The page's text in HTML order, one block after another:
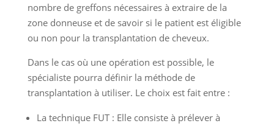
nombre de greffons nécessaires à extraire de la
zone donneuse et de savoir si le patient est éligible
ou non pour la transplantation de cheveux.
Dans le cas où une opération est possible, le
spécialiste pourra définir la méthode de
transplantation à utiliser. Le choix est fait entre :
La technique FUT : Elle consiste à prélever à